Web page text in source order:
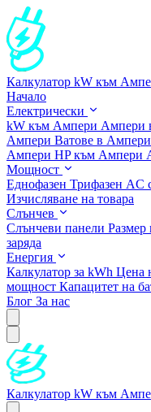
Калкулатор kW към
Начало
Електрически
kW към Ампери Ампери
Ампери Ватове в Ампери
Ампери HP към Ампери
Мощност
Еднофазен Трифазен AC
Изчисляване на товара
Слънчев
Слънчеви панели Размер
заряда
Енергия
Калкулатор за kWh Цена
мощност Капацитет на
Блог За нас
Калкулатор kW към